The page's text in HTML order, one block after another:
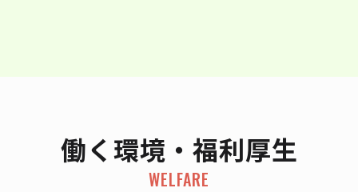
働く環境・福利厚生
WELFARE